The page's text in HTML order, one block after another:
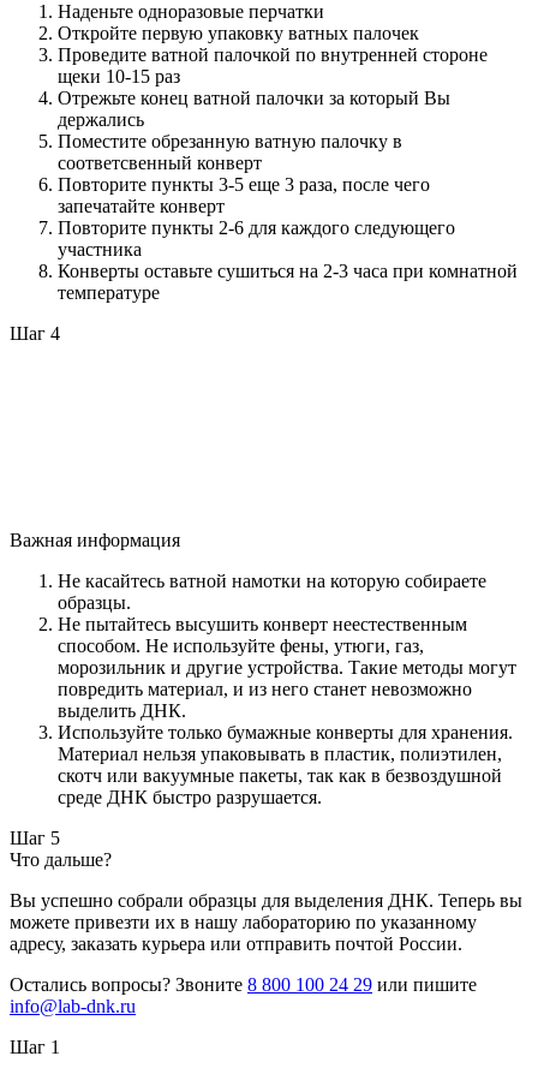
Наденьте одноразовые перчатки
Откройте первую упаковку ватных палочек
Проведите ватной палочкой по внутренней стороне
щеки 10-15 раз
Отрежьте конец ватной палочки за который Вы
держались
Поместите обрезанную ватную палочку в
соответсвенный конверт
Повторите пункты 3-5 еще 3 раза, после чего
запечатайте конверт
Повторите пункты 2-6 для каждого следующего
участника
Конверты оставьте сушиться на 2-3 часа при комнатной
температуре
Шаг 4
Важная информация
Не касайтесь ватной намотки на которую собираете
образцы.
Не пытайтесь высушить конверт неестественным
способом. Не используйте фены, утюги, газ,
морозильник и другие устройства. Такие методы могут
повредить материал, и из него станет невозможно
выделить ДНК.
Используйте только бумажные конверты для хранения.
Материал нельзя упаковывать в пластик, полиэтилен,
скотч или вакуумные пакеты, так как в безвоздушной
среде ДНК быстро разрушается.
Шаг 5
Что дальше?
Вы успешно собрали образцы для выделения ДНК. Теперь вы
можете привезти их в нашу лабораторию по указанному
адресу, заказать курьера или отправить почтой России.
Остались вопросы? Звоните 8 800 100 24 29 или пишите
info@lab-dnk.ru
Шаг 1